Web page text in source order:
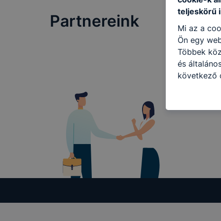
Partnereink
teljeskörű
Mi az a
Ön egy
Többek
és
következő
használja
látogatja,
még jobb
Minden
legtöbb
lehetővé
teljes körű